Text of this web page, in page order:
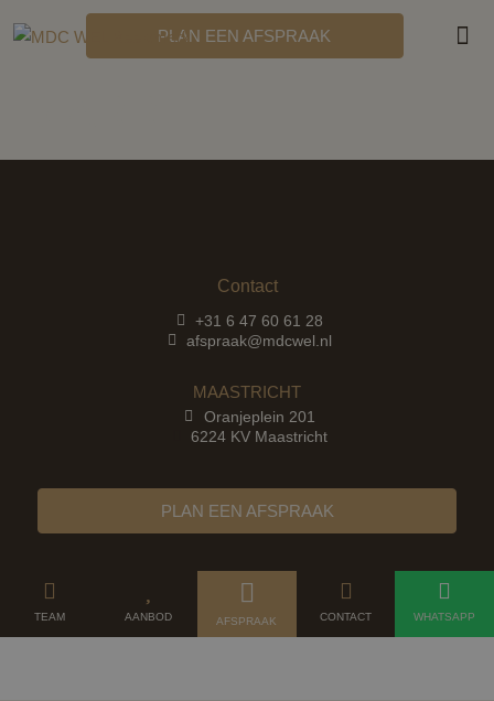
PLAN EEN AFSPRAAK
Contact
+31 6 47 60 61 28
afspraak@mdcwel.nl
MAASTRICHT
Oranjeplein 201
6224 KV Maastricht
PLAN EEN AFSPRAAK
TEAM AANBOD AFSPRAAK CONTACT WHATSAPP